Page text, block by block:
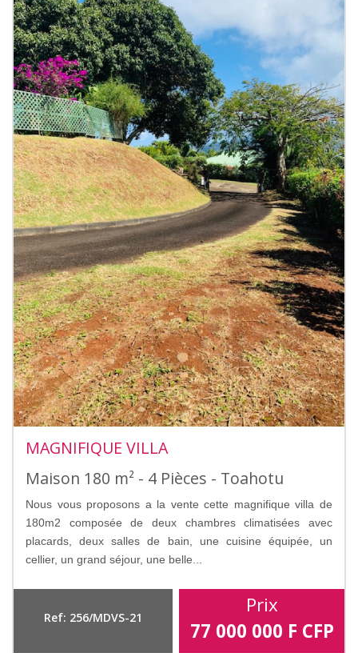
MAGNIFIQUE VILLA
Maison 180 m² - 4 Pièces - Toahotu
Nous vous proposons a la vente cette magnifique villa de
180m2 composée de deux chambres climatisées avec
placards, deux salles de bain, une cuisine équipée, un
cellier, un grand séjour, une belle...
Ref: 256/MDVS-21
Prix
77 000 000 F CFP